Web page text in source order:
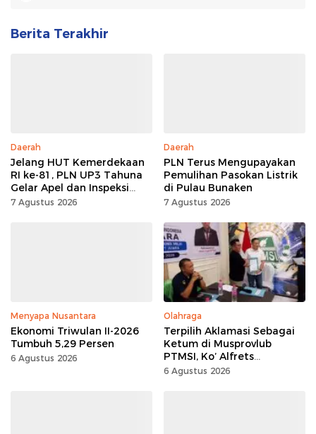
Berita Terakhir
Daerah
Jelang HUT Kemerdekaan
RI ke-81, PLN UP3 Tahuna
Gelar Apel dan Inspeksi
Peralatan, Pastikan
7 Agustus 2026
Daerah
PLN Terus Mengupayakan
Pemulihan Pasokan Listrik
di Pulau Bunaken
7 Agustus 2026
Menyapa Nusantara
Ekonomi Triwulan II-2026
Tumbuh 5,29 Persen
6 Agustus 2026
Olahraga
Terpilih Aklamasi Sebagai
Ketum di Musprovlub
PTMSI, Ko’ Alfrets
Rumawas Siap Gairahkan
6 Agustus 2026